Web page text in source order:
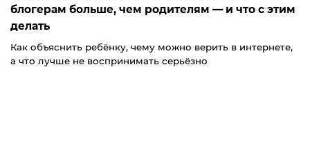
блогерам больше, чем родителям — и что с этим
делать
Как объяснить ребёнку, чему можно верить в интернете,
а что лучше не воспринимать серьёзно